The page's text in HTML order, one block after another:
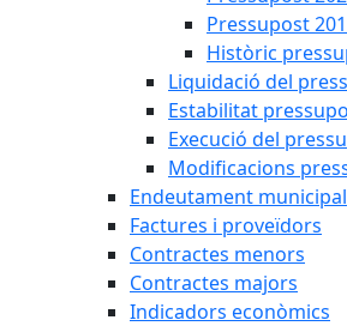
Pressupost
Històric
Liquidació del
Estabilitat
Execució del
Modificacions
Endeutament municipal
Factures i proveïdors
Contractes menors
Contractes majors
Indicadors econòmics